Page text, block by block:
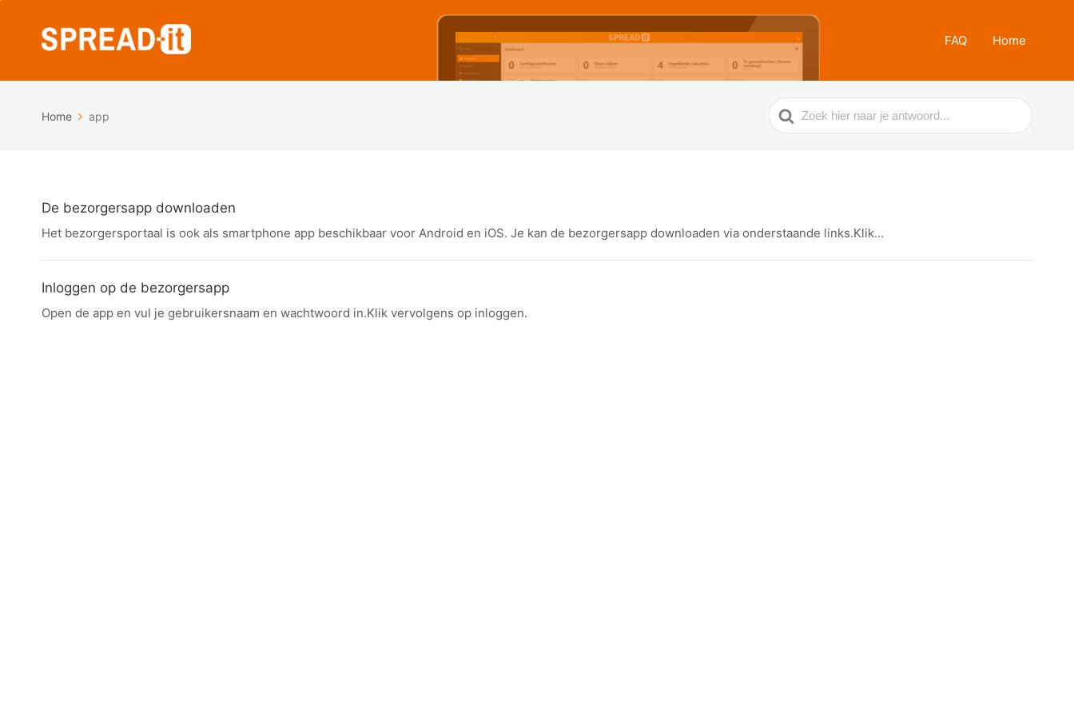
FAQ Home
Home app
Zoek
naar
De bezorgersapp downloaden
Het bezorgersportaal is ook als smartphone app beschikbaar voor Android en iOS. Je kan de bezorgersapp downloaden via onderstaande links.Klik...
Inloggen op de bezorgersapp
Open de app en vul je gebruikersnaam en wachtwoord in.Klik vervolgens op inloggen.